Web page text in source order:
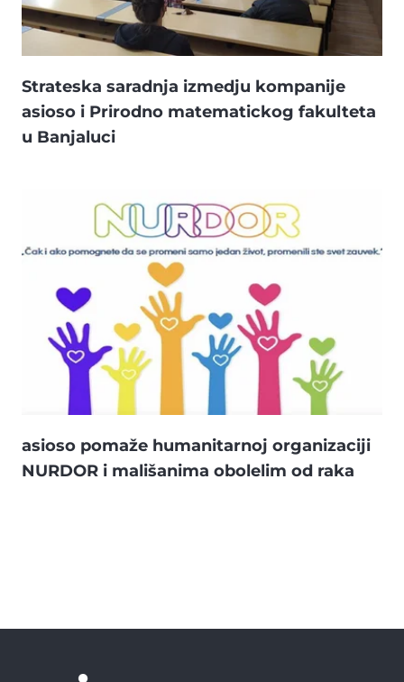
Strateska saradnja izmedju kompanije
asioso i Prirodno matematickog fakulteta
u Banjaluci
asioso pomaže humanitarnoj organizaciji
NURDOR i mališanima obolelim od raka